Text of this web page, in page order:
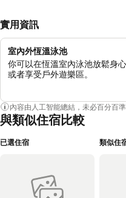
實用資訊
室內外恆溫泳池
你可以在恆溫室內泳池放鬆身
或者享受戶外遊樂區。
內容由人工智能總結，未必百分百準
與類似住宿比較
已選住宿 類似住